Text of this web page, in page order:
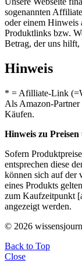
sogenannten
oder einem
Produktlinks bzw.
Betrag, der uns hilft,
Hinweis
* = Afilliate-Link
Als Amazon-
Käufen.
Hinweis zu
Sofern
entsprechen diese
können sich auf der
eines Produkts
zum Kaufzeitpunkt
angezeigt werden.
© 2026
Back to Top
Close